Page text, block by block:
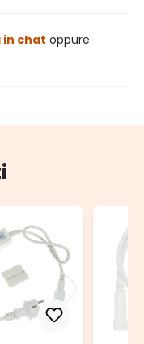
in chat oppure